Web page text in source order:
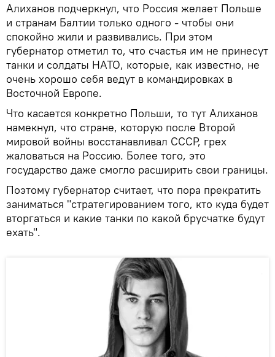
Алиханов подчеркнул, что Россия желает Польше
и странам Балтии только одного - чтобы они
спокойно жили и развивались. При этом
губернатор отметил то, что счастья им не принесут
танки и солдаты НАТО, которые, как известно, не
очень хорошо себя ведут в командировках в
Восточной Европе.
Что касается конкретно Польши, то тут Алиханов
намекнул, что стране, которую после Второй
мировой войны восстанавливал СССР, грех
жаловаться на Россию. Более того, это
государство даже смогло расширить свои границы.
Поэтому губернатор считает, что пора прекратить
заниматься "стратегированием того, кто куда будет
вторгаться и какие танки по какой брусчатке будут
ехать".